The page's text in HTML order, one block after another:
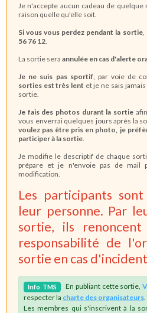
Je n'accepte aucun cadeau de
raison quelle qu'elle soit.
Si vous vous perdez pendant la sortie,
56 76 12
La sortie sera annulée en cas d'alerte
Je ne suis pas sportif , par voie de
sorties est très lent et je ne sais
sortie.
Je fais des photos durant la sortie
vous enverrai quelques jours après la
voulez pas être pris en photo, je
participer à la sortie
Je modifie le descriptif de chaque
prépare et je n'envoie pas de mail
modification.
Les participants
leur personne. Par
sortie, ils
responsabilité de
sortie en cas
Info TMS En publiant cette sortie,
respecter la charte des organisateurs
Les membres qui s'inscrivent à la